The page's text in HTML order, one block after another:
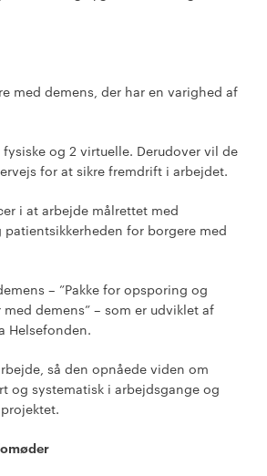
med demens, der har en varighed af
og 2 virtuelle. Derudover vil de
for at sikre fremdrift i arbejdet.
i at arbejde målrettet med
for borgere med
– ”Pakke for opsporing og
demens” – som er udviklet af
Helsefonden.
så den opnåede viden om
og systematisk i arbejdsgange og